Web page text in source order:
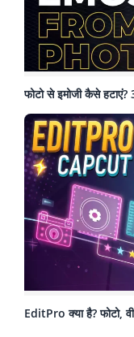
फोटो से इमोजी कैसे
EditPro क्या है? फोटो,